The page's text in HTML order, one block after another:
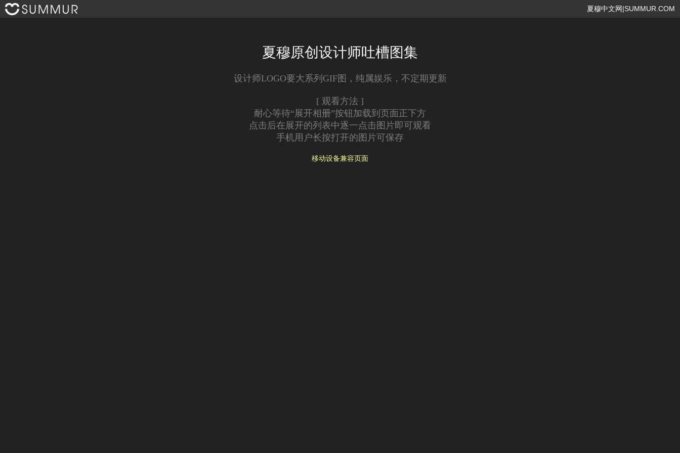
夏穆中文网|SUMMUR.COM
夏穆原创设计师吐槽图集
设计师LOGO要大系列GIF图，纯属娱乐，不定期更新
[ 观看方法 ]
耐心等待“展开相册”按钮加载到页面正下方
点击后在展开的列表中逐一点击图片即可观看
手机用户长按打开的图片可保存
移动设备兼容页面